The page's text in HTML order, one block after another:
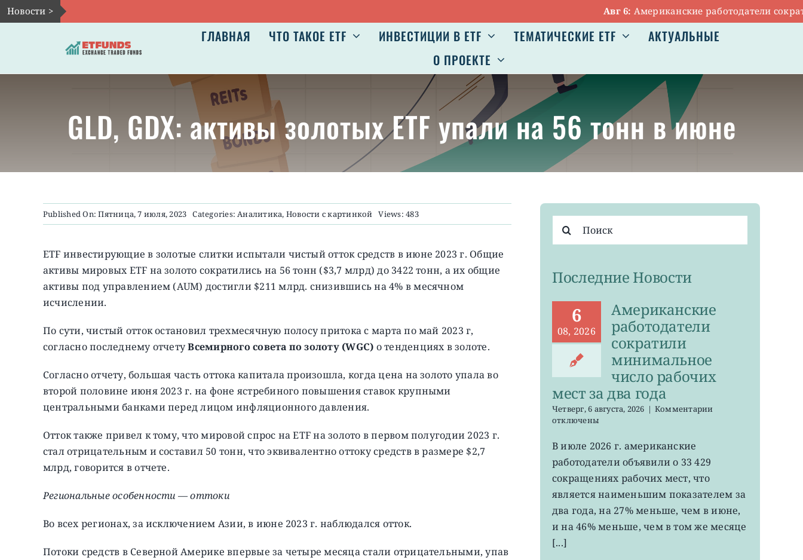
Skip
to
Новости > Авг 6:Американские работодатели
ГЛАВНАЯ ЧТО ТАКОЕ ETF ИНВЕСТИЦИИ В ETF ТЕМАТИЧЕСКИЕ ETF
АКТУАЛЬНЫЕ
О ПРОЕКТЕ
GLD, GDX: активы золотых ETF упали на 56 тонн в июне
Published On: Пятница, 7 июля, 2023 Categories:Аналитика, Новости с картинкой Views: 483
ETF инвестирующие в золотые слитки испытали чистый отток средств в июне 2023 г. Общие
активы мировых ETF на золото сократились на 56 тонн ($3,7 млрд) до 3422 тонн, а их общие
активы под управлением (AUM) достигли $211 млрд. снизившись на 4% в месячном
исчислении.
По сути, чистый отток остановил трехмесячную полосу притока с марта по май 2023 г,
согласно последнему отчетуВсемирного совета по золоту (WGC) о тенденциях в золоте.
Согласно отчету, большая часть оттока капитала произошла, когда цена на золото упала во
второй половине июня 2023 г. на фоне ястребиного повышения ставок крупными
центральными банками перед лицом инфляционного давления.
Отток также привел к тому, что мировой спрос на ETF на золото в первом полугодии 2023 г.
стал отрицательным и составил 50 тонн, что эквивалентно оттоку средств в размере $2,7
млрд, говорится в отчете.
Региональные особенности — оттоки
Во всех регионах, за исключением Азии, в июне 2023 г. наблюдался отток.
Потоки средств в Северной Америке впервые за четыре месяца стали отрицательными, упав
поиска:
Последние Новости
6
08, 2026
Американские
работодатели
сократили
минимальное
число рабочих
мест за два года
Четверг, 6 августа, 2026 | Комментариик
мест
за
года
отключены
В июле 2026 г. американские
работодатели объявили о 33 429
сокращениях рабочих мест, что
является наименьшим показателем за
два года, на 27% меньше, чем в июне,
и на 46% меньше, чем в том же месяце
[...]